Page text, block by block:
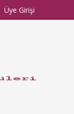
Üye Girişi